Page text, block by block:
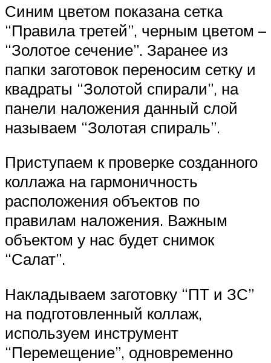
Синим цветом показана сетка
“Правила третей”, черным цветом –
“Золотое сечение”. Заранее из
папки заготовок переносим сетку и
квадраты “Золотой спирали”, на
панели наложения данный слой
называем “Золотая спираль”.
Приступаем к проверке созданного
коллажа на гармоничность
расположения объектов по
правилам наложения. Важным
объектом у нас будет снимок
“Салат”.
Накладываем заготовку “ПТ и ЗС”
на подготовленный коллаж,
используем инструмент
“Перемещение”, одновременно